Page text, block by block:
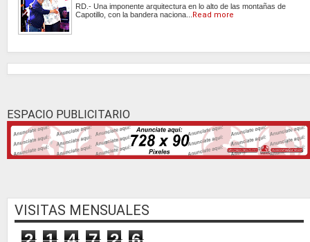
RD.- Una imponente arquitectura en lo alto de las montañas de
Capotillo, con la bandera naciona...
Read more
ESPACIO PUBLICITARIO
VISITAS MENSUALES